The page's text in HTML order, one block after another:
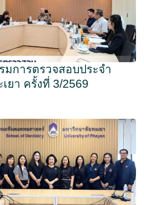
การตรวจสอบประจำ
ยา ครั้งที่ 3/2569